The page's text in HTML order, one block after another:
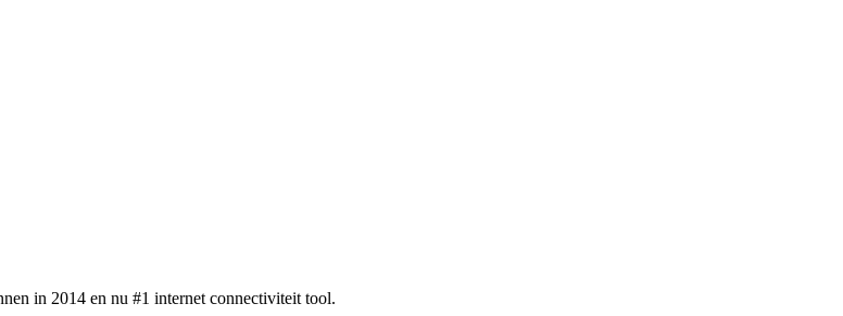
in 2014 en nu #1 internet connectiviteit tool.